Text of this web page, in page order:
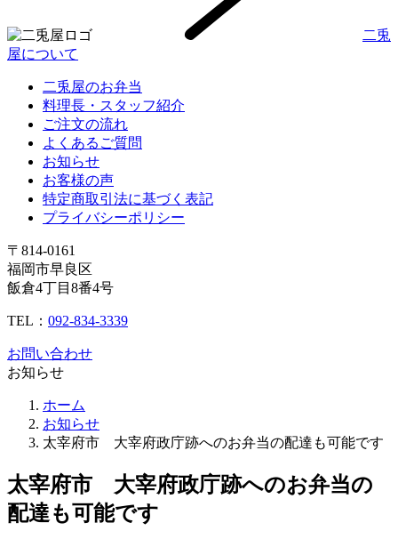
二兎
屋について
二兎屋のお弁当
料理長・スタッフ紹介
ご注文の流れ
よくあるご質問
お知らせ
お客様の声
特定商取引法に基づく表記
プライバシーポリシー
〒814-0161
福岡市早良区
飯倉4丁目8番4号
TEL： 092-834-3339
お問い合わせ
お知らせ
ホーム
お知らせ
太宰府市 大宰府政庁跡へのお弁当の配達も可能です
太宰府市 大宰府政庁跡へのお弁当の
配達も可能です